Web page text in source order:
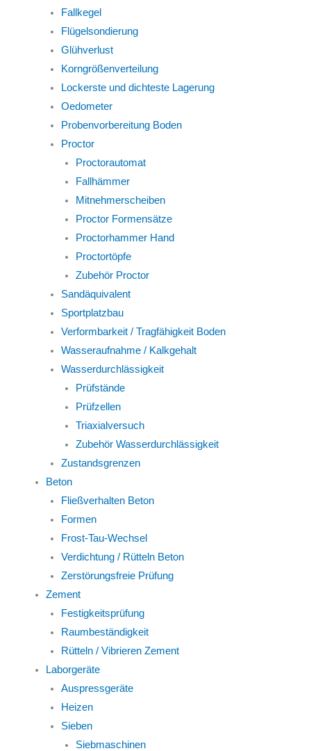
Fallkegel
Flügelsondierung
Glühverlust
Korngrößenverteilung
Lockerste und dichteste Lagerung
Oedometer
Probenvorbereitung Boden
Proctor
Proctorautomat
Fallhämmer
Mitnehmerscheiben
Proctor Formensätze
Proctorhammer Hand
Proctortöpfe
Zubehör Proctor
Sandäquivalent
Sportplatzbau
Verformbarkeit / Tragfähigkeit Boden
Wasseraufnahme / Kalkgehalt
Wasserdurchlässigkeit
Prüfstände
Prüfzellen
Triaxialversuch
Zubehör Wasserdurchlässigkeit
Zustandsgrenzen
Beton
Fließverhalten Beton
Formen
Frost-Tau-Wechsel
Verdichtung / Rütteln Beton
Zerstörungsfreie Prüfung
Zement
Festigkeitsprüfung
Raumbeständigkeit
Rütteln / Vibrieren Zement
Laborgeräte
Auspressgeräte
Heizen
Sieben
Siebmaschinen